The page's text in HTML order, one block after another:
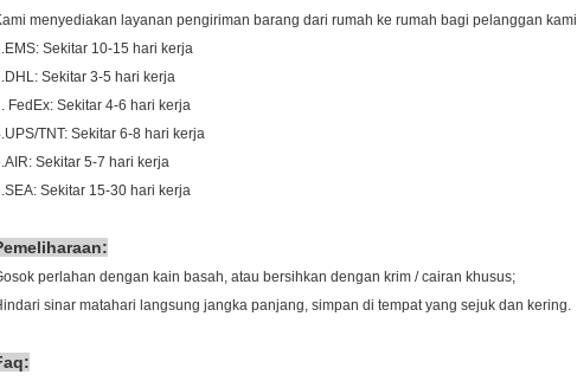
menyediakan layanan pengiriman barang dari rumah ke rumah bagi pelanggan kami
Sekitar 10-15 hari kerja
Sekitar 3-5 hari kerja
FedEx: Sekitar 4-6 hari kerja
TNT: Sekitar 6-8 hari kerja
Sekitar 5-7 hari kerja
Sekitar 15-30 hari kerja
perlahan dengan kain basah, atau bersihkan dengan krim / cairan khusus;
sinar matahari langsung jangka panjang, simpan di tempat yang sejuk dan kering.